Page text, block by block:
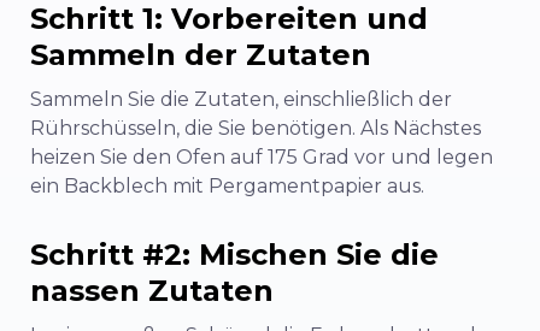
Schritt 1: Vorbereiten und
Sammeln der Zutaten
Sammeln Sie die Zutaten, einschließlich der
Rührschüsseln, die Sie benötigen. Als Nächstes
heizen Sie den Ofen auf 175 Grad vor und legen
ein Backblech mit Pergamentpapier aus.
Schritt #2: Mischen Sie die
nassen Zutaten